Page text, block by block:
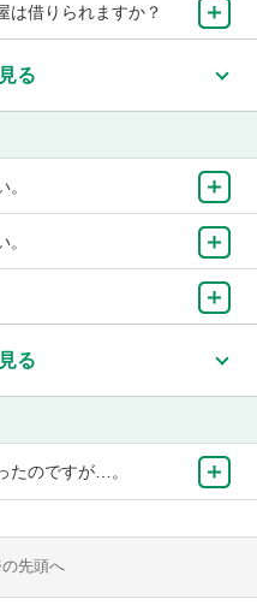
は借りられますか？
る
る
たのですが…。
先頭へ